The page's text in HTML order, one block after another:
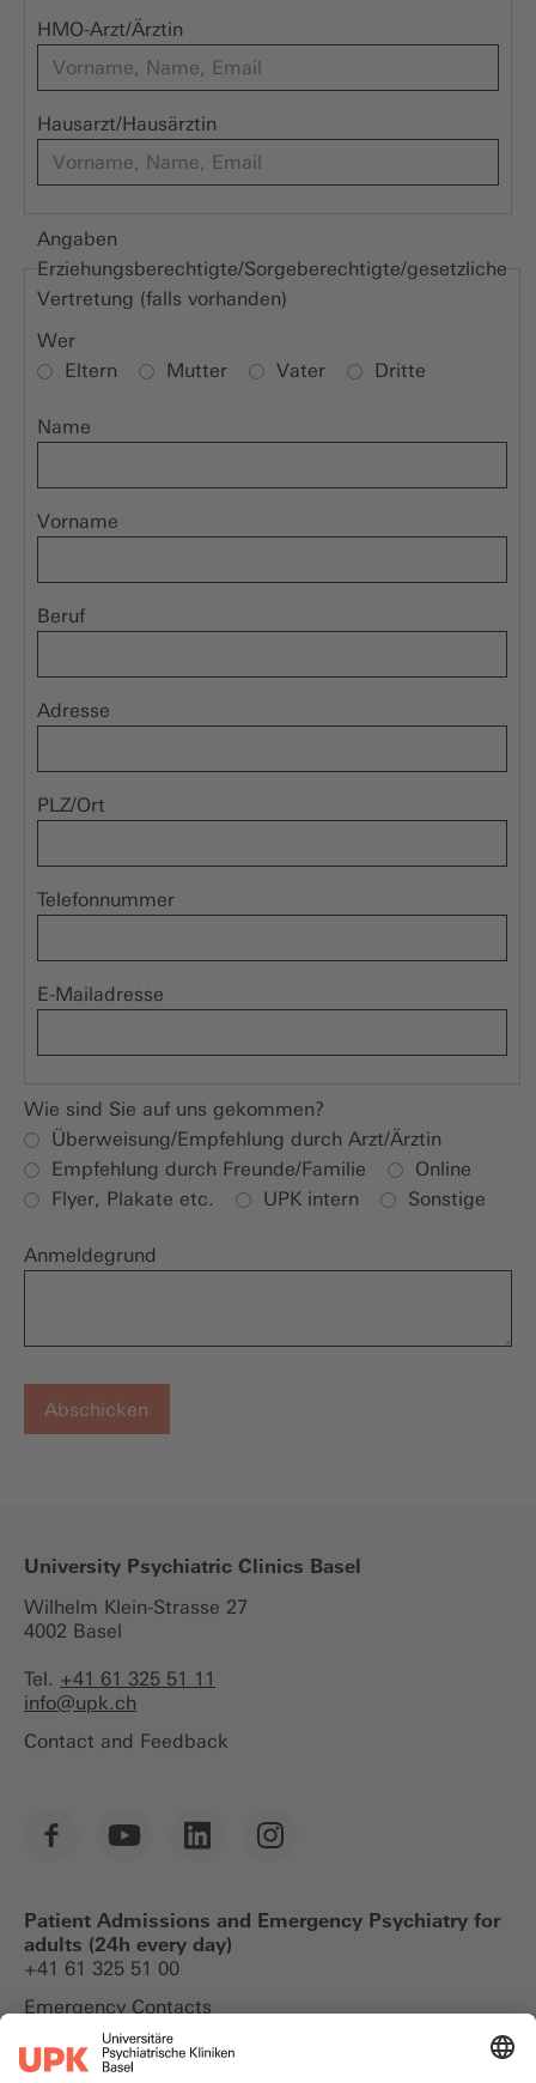
HMO-Arzt/Ärztin
Hausarzt/Hausärztin
Angaben
Erziehungsberechtigte/Sorgeberechtigte/gesetzliche
Vertretung (falls vorhanden)
Wer
Eltern
Mutter Vater Dritte
Name
Vorname
Beruf
Adresse
PLZ/Ort
Telefonnummer
E-Mailadresse
Wie sind Sie auf uns gekommen?
Überweisung/Empfehlung durch Arzt/Ärztin
Empfehlung durch Freunde/Familie
Online
Flyer, Plakate etc.
UPK intern Sonstige
Anmeldegrund
Abschicken
University Psychiatric Clinics Basel
Wilhelm Klein-Strasse 27
4002 Basel
Tel. +41 61 325 51 11
info@upk.ch
Contact and Feedback
Patient Admissions and Emergency Psychiatry for
adults (24h every day)
+41 61 325 51 00
Emergency Contacts